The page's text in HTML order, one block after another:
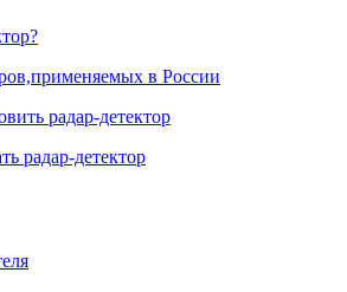
в России
радар-детектор
радар-детектор